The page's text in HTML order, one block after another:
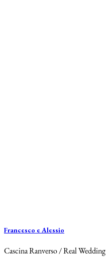
Francesco e Alessio
Cascina Ranverso / Real Wedding